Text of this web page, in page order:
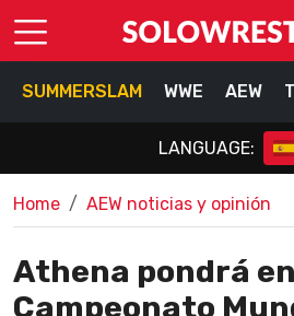
SUMMERSLAM WWE AEW
LANGUAGE:
Home AEW noticias y opinión
Athena pondrá
Campeonato